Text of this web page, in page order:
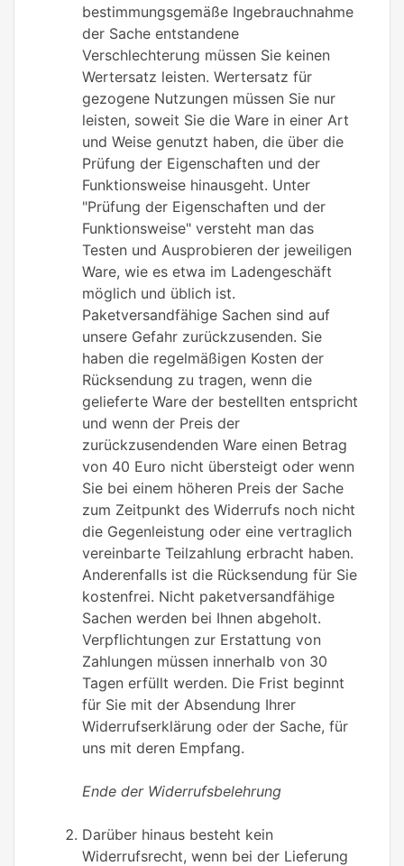
bestimmungsgemäße Ingebrauchnahme
der Sache entstandene
Verschlechterung müssen Sie keinen
Wertersatz leisten. Wertersatz für
gezogene Nutzungen müssen Sie nur
leisten, soweit Sie die Ware in einer Art
und Weise genutzt haben, die über die
Prüfung der Eigenschaften und der
Funktionsweise hinausgeht. Unter
"Prüfung der Eigenschaften und der
Funktionsweise" versteht man das
Testen und Ausprobieren der jeweiligen
Ware, wie es etwa im Ladengeschäft
möglich und üblich ist.
Paketversandfähige Sachen sind auf
unsere Gefahr zurückzusenden. Sie
haben die regelmäßigen Kosten der
Rücksendung zu tragen, wenn die
gelieferte Ware der bestellten entspricht
und wenn der Preis der
zurückzusendenden Ware einen Betrag
von 40 Euro nicht übersteigt oder wenn
Sie bei einem höheren Preis der Sache
zum Zeitpunkt des Widerrufs noch nicht
die Gegenleistung oder eine vertraglich
vereinbarte Teilzahlung erbracht haben.
Anderenfalls ist die Rücksendung für Sie
kostenfrei. Nicht paketversandfähige
Sachen werden bei Ihnen abgeholt.
Verpflichtungen zur Erstattung von
Zahlungen müssen innerhalb von 30
Tagen erfüllt werden. Die Frist beginnt
für Sie mit der Absendung Ihrer
Widerrufserklärung oder der Sache, für
uns mit deren Empfang.
Ende der Widerrufsbelehrung
Darüber hinaus besteht kein
Widerrufsrecht, wenn bei der Lieferung